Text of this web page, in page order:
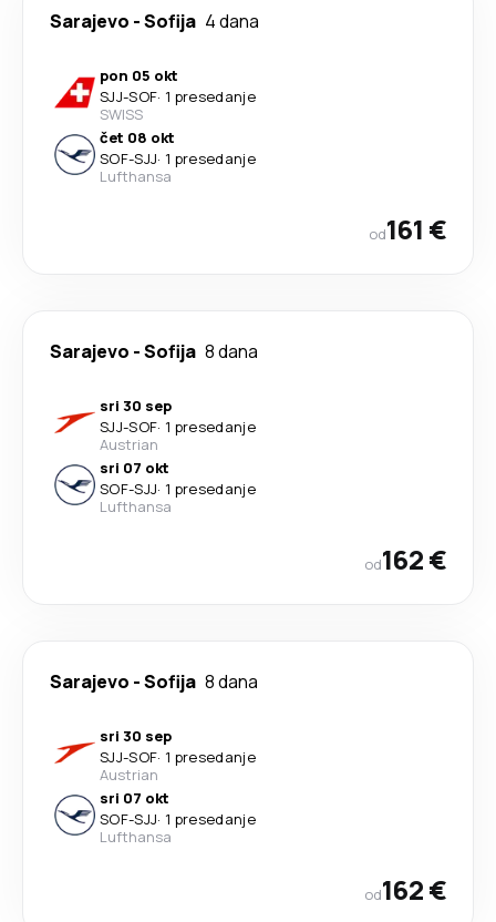
Sarajevo -Sofija 4 dana
pon 05 okt
SJJ-SOF· 1 presedanje
SWISS
čet 08 okt
SOF-SJJ· 1 presedanje
Lufthansa
od161 €
Sarajevo -Sofija 8 dana
sri 30 sep
SJJ-SOF· 1 presedanje
Austrian
sri 07 okt
SOF-SJJ· 1 presedanje
Lufthansa
od162 €
Sarajevo -Sofija 8 dana
sri 30 sep
SJJ-SOF· 1 presedanje
Austrian
sri 07 okt
SOF-SJJ· 1 presedanje
Lufthansa
od162 €